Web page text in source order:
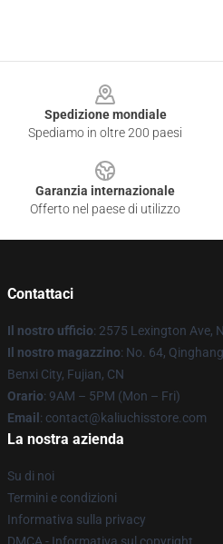
Spedizione mondiale
Spediamo in oltre 200 paesi
Garanzia internazionale
Offerto nel paese di utilizzo
Contattaci
Il nostro ufficio: 2575 Lexington Ave,
Il nostro magazzino: No. 64,
Benxi City, Fujian, CN
Orario: 9AM – 5PM (Mon – Fri)
Email : contact@kaliuchisstore.com
La nostra azienda
Su di noi
Termini e condizioni
Informativa sulla privacy